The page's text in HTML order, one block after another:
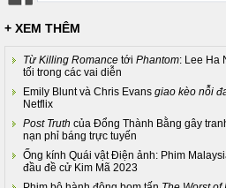
+ XEM THÊM
Từ Killing Romance tới Phantom: Lee Ha
tối trong các vai diễn
Emily Blunt và Chris Evans giao kèo nỗi
Netflix
Post Truth của Đổng Thành Bằng gây
nạn phỉ báng trực tuyến
Ống kính Quái vật Điện ảnh: Phim
đầu đề cử Kim Mã 2023